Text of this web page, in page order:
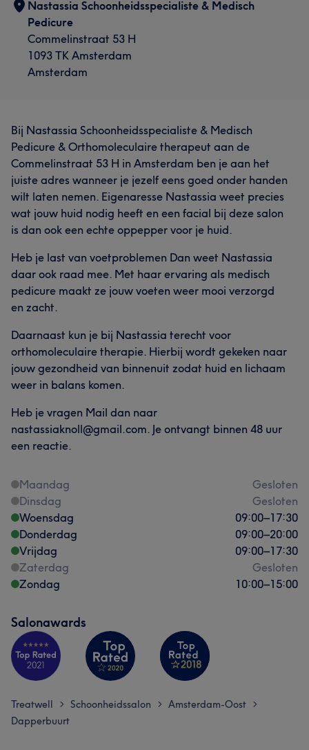
Nastassia Schoonheidsspecialiste & Medisch
Pedicure
Commelinstraat 53 H
1093 TK Amsterdam
Amsterdam
Bij Nastassia Schoonheidsspecialiste & Medisch
Pedicure & Orthomoleculaire therapeut aan de
Commelinstraat 53 H in Amsterdam ben je aan het
juiste adres wanneer je jezelf eens goed onder handen
wilt laten nemen. Eigenaresse Nastassia weet precies
wat jouw huid nodig heeft en een facial bij deze salon
is dan ook een echte oppepper voor je huid.
Heb je last van voetproblemen Dan weet Nastassia
daar ook raad mee. Met haar ervaring als medisch
pedicure maakt ze jouw voeten weer mooi verzorgd
en zacht.
Daarnaast kun je bij Nastassia terecht voor
orthomoleculaire therapie. Hierbij wordt gekeken naar
jouw gezondheid van binnenuit zodat huid en lichaam
weer in balans komen.
Heb je vragen Mail dan naar
nastassiaknoll@gmail.com. Je ontvangt binnen 48 uur
een reactie.
Maandag
Gesloten
Dinsdag
Gesloten
Woensdag
09:00–17:30
Donderdag
09:00–20:00
Vrijdag
09:00–17:30
Zaterdag
Gesloten
Zondag
10:00–15:00
Salonawards
Treatwell > Schoonheidssalon > Amsterdam-Oost >
Dapperbuurt